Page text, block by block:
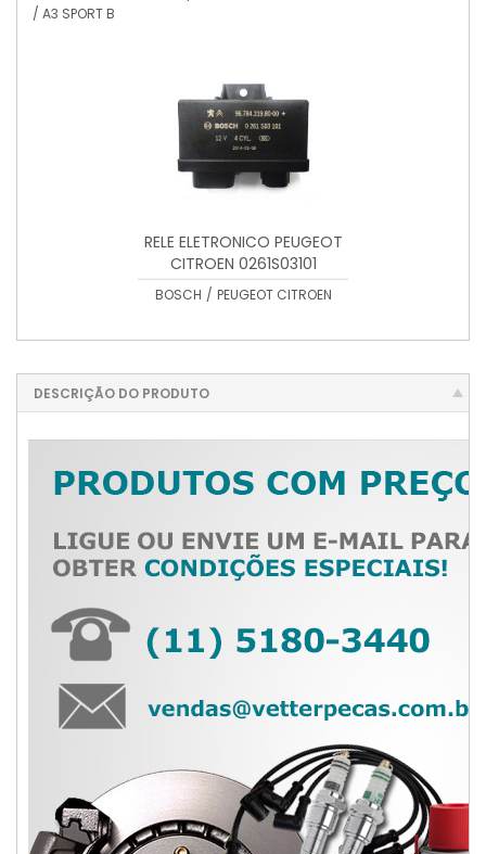
A5 2007/2013 / A6
/ A3 SPORT B
RELE ELETRONICO PEUGEOT
CITROEN 0261S03101
BOSCH / PEUGEOT CITROEN
DESCRIÇÃO DO PRODUTO